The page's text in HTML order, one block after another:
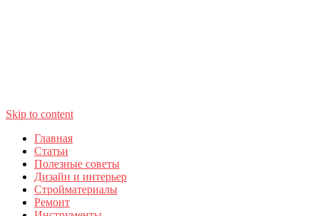
Skip to content
Главная
Статьи
Полезные советы
Дизайн и интерьер
Стройматериалы
Ремонт